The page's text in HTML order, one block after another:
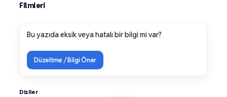
Filmleri
Bu yazıda eksik veya hatalı bir bilgi mi var?
Düzeltme / Bilgi Öner
Diziler